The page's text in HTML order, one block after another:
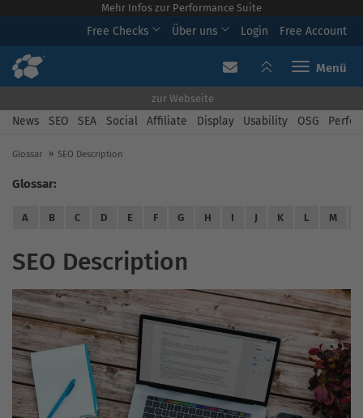
Mehr Infos zur Performance Suite
Free Checks Über uns Login Free Account
Toggle
zur Webseite
News SEO SEA Social Affiliate Display Usability OSG
Glossar SEO Description
Glossar:
A B C D E F G H I J K L M
SEO Description